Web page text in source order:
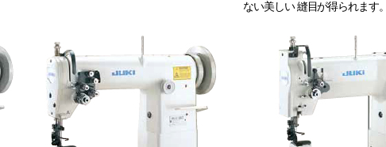
ない美しい 縫目が得られます。